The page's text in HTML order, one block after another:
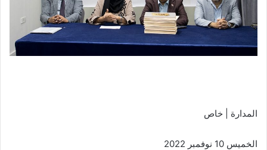
المدارة | خاص
الخميس 10 نوفمبر 2022